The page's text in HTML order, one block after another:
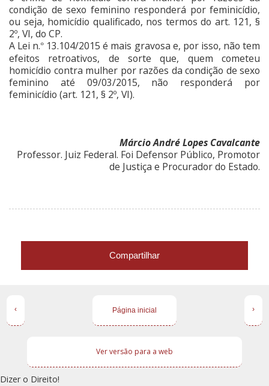
condição de sexo feminino responderá por feminicídio,
ou seja, homicídio qualificado, nos termos do art. 121, §
2º, VI, do CP.
A Lei n.° 13.104/2015 é mais gravosa e, por isso, não tem
efeitos retroativos, de sorte que, quem cometeu
homicídio contra mulher por razões da condição de sexo
feminino até 09/03/2015, não responderá por
feminicídio (art. 121, § 2º, VI).
Márcio André Lopes Cavalcante
Professor. Juiz Federal. Foi Defensor Público, Promotor
de Justiça e Procurador do Estado.
Compartilhar
‹ ›
Página inicial
Ver versão para a web
Dizer o Direito!